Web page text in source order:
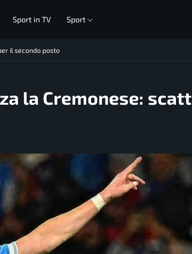
Sport in TV Sport
il secondo posto
la Cremonese: